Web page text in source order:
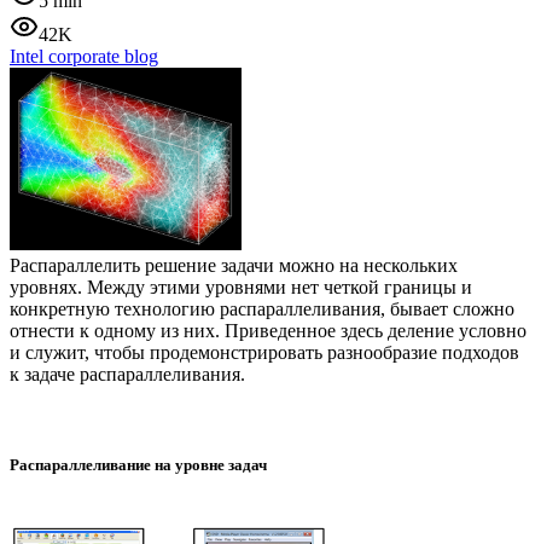
42K
Intel corporate blog
Распараллелить решение задачи можно на нескольких
уровнях. Между этими уровнями нет четкой границы и
конкретную технологию распараллеливания, бывает сложно
отнести к одному из них. Приведенное здесь деление условно
и служит, чтобы продемонстрировать разнообразие подходов
к задаче распараллеливания.
Распараллеливание на уровне задач